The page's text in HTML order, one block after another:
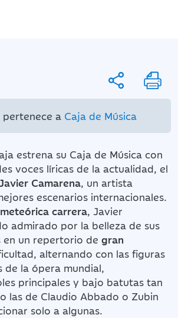
a Caja de Música
estrena su Caja de Música con
voces líricas de la actualidad, el
Camarena, un artista
escenarios internacionales.
meteórica carrera, Javier
admirado por la belleza de sus
un repertorio de gran
alternando con las figuras
de la ópera mundial,
principales y bajo batutas tan
las de Claudio Abbado o Zubin
solo a algunas.